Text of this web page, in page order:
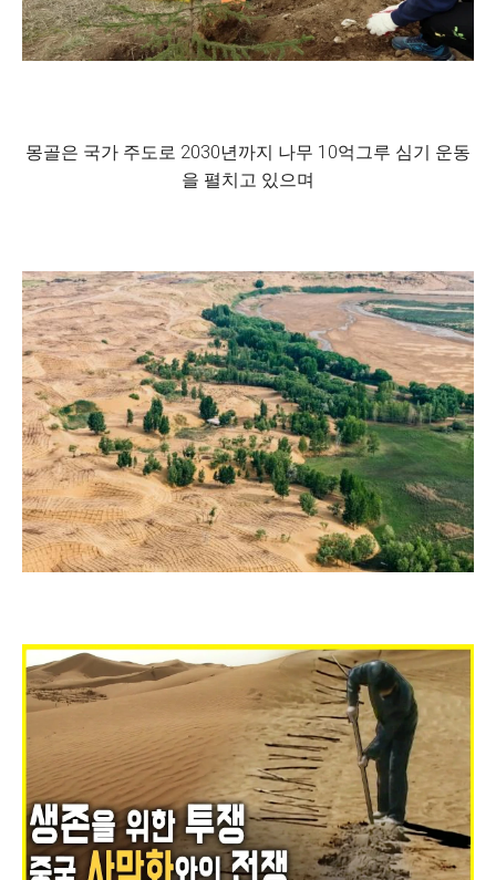
몽골은 국가 주도로 2030년까지 나무 10억그루 심기 운동
을 펼치고 있으며